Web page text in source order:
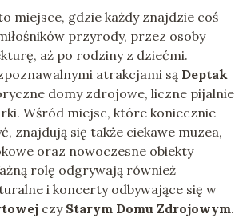
miejsce, gdzie każdy znajdzie coś
przyrody, przez osoby
aż po rodziny z dziećmi.
atrakcjami są Deptak
domy zdrojowe, liczne pijalnie
Wśród miejsc, które koniecznie
znajdują się także ciekawe muzea,
oraz nowoczesne obiekty
rolę odgrywają również
i koncerty odbywające się w
czy Starym Domu Zdrojowym.